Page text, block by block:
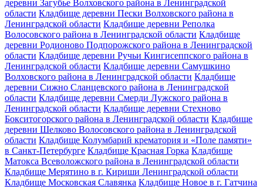
деревни Загубье Волховского района в Ленинградской
области Кладбище деревни Пески Волховского района в
Ленинградской области Кладбище деревни Реполка
Волосовского района в Ленинградской области Кладбище
деревни Родионово Подпорожского района в Ленинградской
области Кладбище деревни Ручьи Кингисеппского района в
Ленинградской области Кладбище деревни Самушкино
Волховского района в Ленинградской области Кладбище
деревни Сижно Сланцевского района в Ленинградской
области Кладбище деревни Смерди Лужского района в
Ленинградской области Кладбище деревни Стехново
Бокситогорского района в Ленинградской области Кладбище
деревни Шелково Волосовского района в Ленинградской
области Кладбище Колумбарий крематория и «Поле памяти»
в Санкт-Петербурге Кладбище Красная Горка Кладбище
Матокса Всеволожского района в Ленинградской области
Кладбище Мерятино в г. Кириши Ленинградской области
Кладбище Московская Славянка Кладбище Новое в г. Гатчина